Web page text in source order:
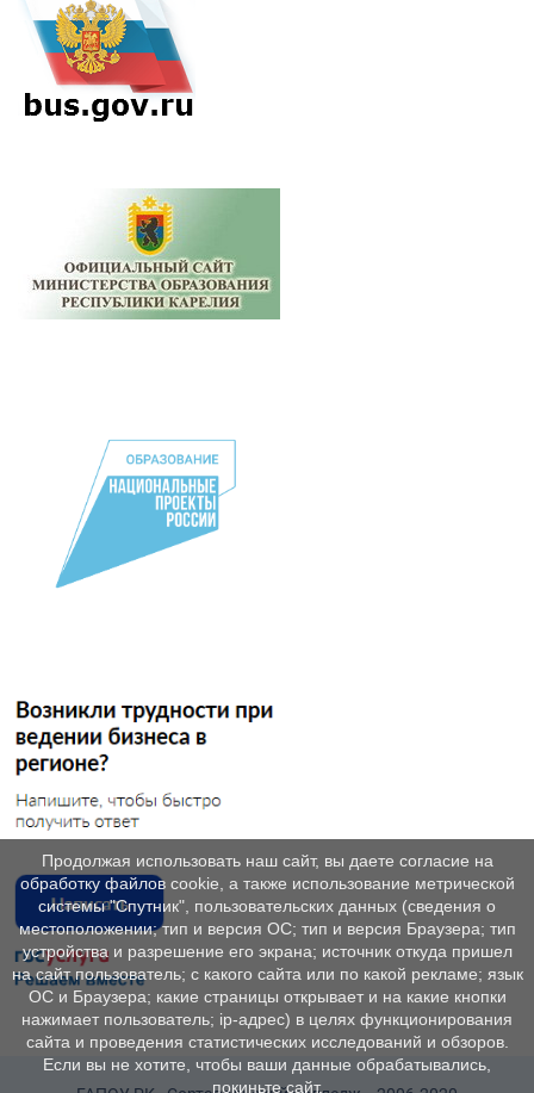
Продолжая использовать наш сайт, вы даете согласие на
обработку файлов cookie, а также использование метрической
системы "Спутник", пользовательских данных (сведения о
местоположении; тип и версия ОС; тип и версия Браузера; тип
устройства и разрешение его экрана; источник откуда пришел
на сайт пользователь; с какого сайта или по какой рекламе; язык
ОС и Браузера; какие страницы открывает и на какие кнопки
нажимает пользователь; ip-адрес) в целях функционирования
сайта и проведения статистических исследований и обзоров.
Если вы не хотите, чтобы ваши данные обрабатывались,
покиньте сайт.